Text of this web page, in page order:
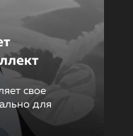
свое
для